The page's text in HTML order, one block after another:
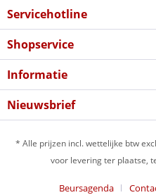
Servicehotline
Shopservice
Informatie
Nieuwsbrief
* Alle prijzen incl. wettelijke btw
voor levering ter plaatse,
Beursagenda